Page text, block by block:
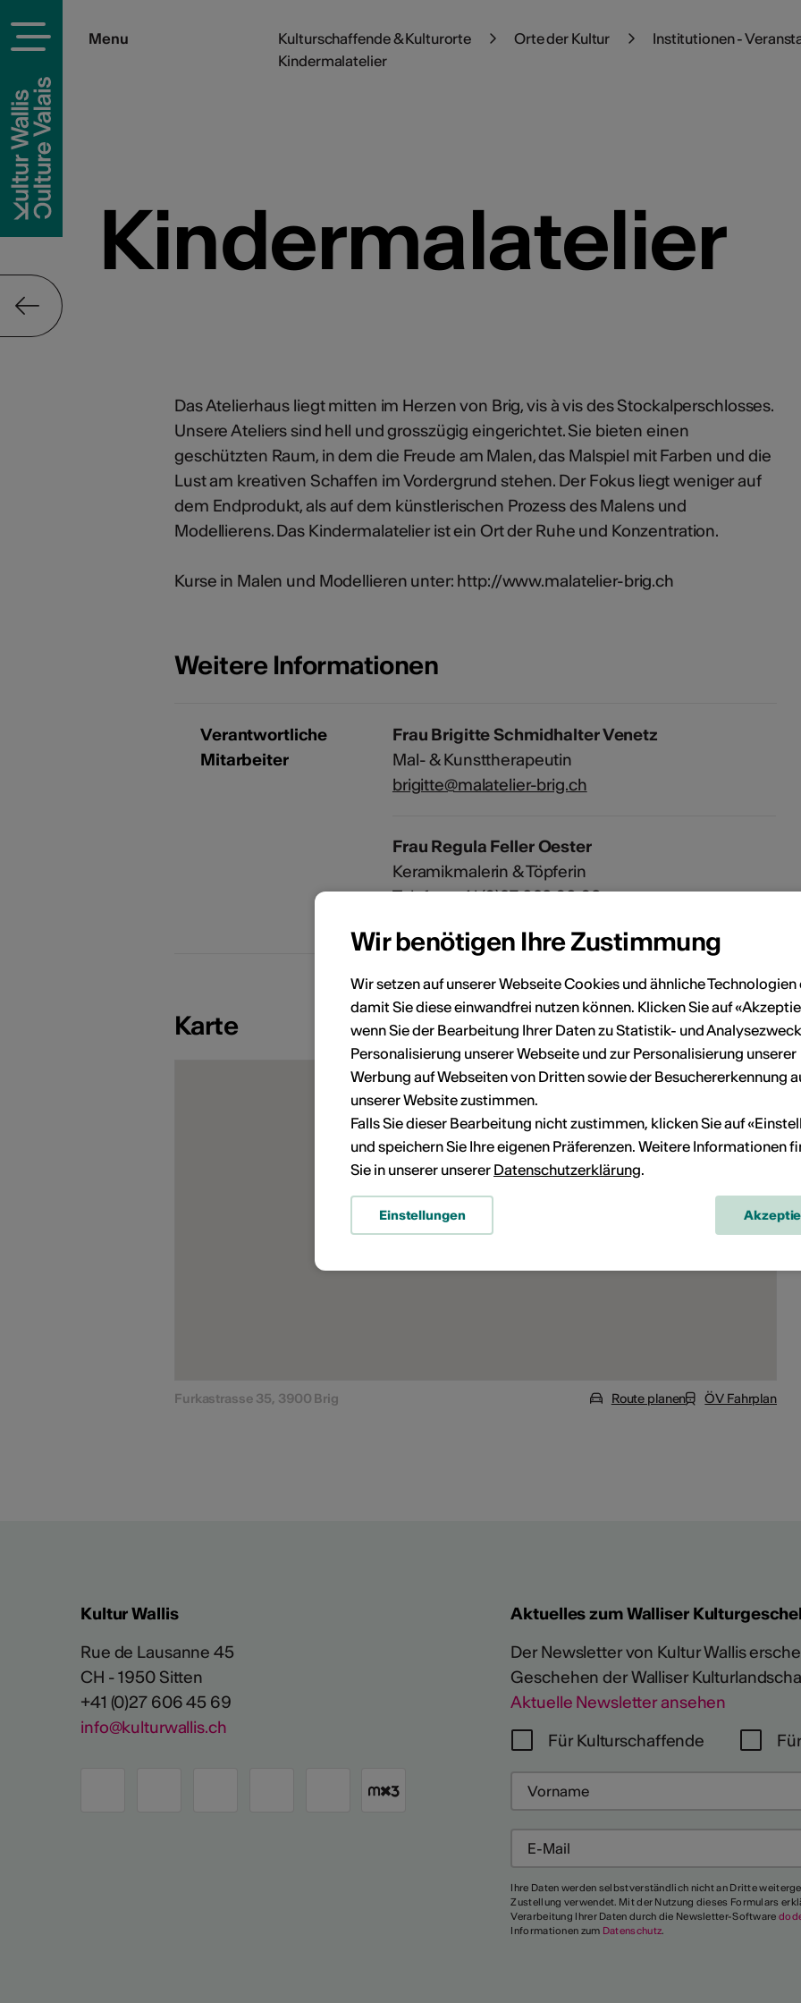
Menu Kulturschaffende & Kulturorte Orte der Kultur
Institutionen -
Kindermalatelier
Kindermalatelier
Das Atelierhaus liegt mitten im Herzen von Brig, vis à vis des Stockalperschlosses.
Unsere Ateliers sind hell und grosszügig eingerichtet. Sie bieten einen
geschützten Raum, in dem die Freude am Malen, das Malspiel mit Farben und die
Lust am kreativen Schaffen im Vordergrund stehen. Der Fokus liegt weniger auf
dem Endprodukt, als auf dem künstlerischen Prozess des Malens und
Modellierens. Das Kindermalatelier ist ein Ort der Ruhe und Konzentration.
Kurse in Malen und Modellieren unter: http://www.malatelier-brig.ch
Weitere Informationen
Verantwortliche
Mitarbeiter
Frau Brigitte Schmidhalter Venetz
Mal- & Kunsttherapeutin
brigitte@malatelier-brig.ch
Frau Regula Feller Oester
Keramikmalerin & Töpferin
Telefon +41 (0)27 923 09 03
Karte
Furkastrasse 35, 3900 Brig Route planen ÖV Fahrplan
Kultur Wallis
Rue de Lausanne 45
CH - 1950 Sitten
+41 (0)27 606 45 69
info@kulturwallis.ch
Aktuelles zum Walliser
Der Newsletter von Kultur Wallis
Geschehen der Walliser
Aktuelle Newsletter ansehen
Für Kulturschaffende
Ihre Daten werden selbstverständlich nicht an Dritte
Zustellung verwendet. Mit der Nutzung dieses Formulars
Verarbeitung Ihrer Daten durch die Newsletter-Software
Informationen zum Datenschutz.
Wir benötigen Ihre Zustimmung
Wir setzen auf unserer Webseite Cookies und ähnliche Technologien
damit Sie diese einwandfrei nutzen können. Klicken Sie auf
wenn Sie der Bearbeitung Ihrer Daten zu Statistik- und
Personalisierung unserer Webseite und zur Personalisierung unserer
Werbung auf Webseiten von Dritten sowie der Besuchererkennung
unserer Website zustimmen.
Falls Sie dieser Bearbeitung nicht zustimmen, klicken Sie auf
und speichern Sie Ihre eigenen Präferenzen. Weitere Informationen
Sie in unserer unserer Datenschutzerklärung.
Einstellungen